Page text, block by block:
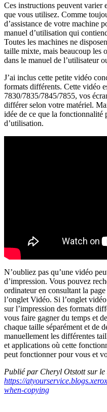
Ces instructions peuvent varier
que vous utilisez. Comme
d’assistance de votre machine
manuel d’utilisation qui
Toutes les machines ne
taille mixte, mais beaucoup les
dans le manuel de l’utilisateur
J’ai inclus cette petite vidéo
formats différents. Cette vidéo
7830/7835/7845/7855, vos
différer selon votre matériel.
idée de ce que la fonctionnalité
d’utilisation.
N’oubliez pas qu’une vidéo
d’impression. Vous pouvez
ordinateur en consultant la
l’onglet Vidéo. Si l’onglet
sur l’impression des formats
vous faire gagner du temps et
chaque taille séparément et de
manuellement les différentes
et applications où cette
peut fonctionner pour vous et
Publié par Cheryl Otstott sur le
https://
when-copying